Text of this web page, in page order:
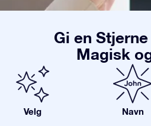
Gi en
Magisk
Velg Navn